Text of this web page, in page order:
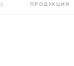
ПРОДУКЦИЯ